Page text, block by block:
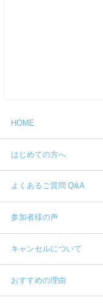
HOME
はじめての方へ
よくあるご質問 Q&A
参加者様の声
キャンセルについて
おすすめの理由